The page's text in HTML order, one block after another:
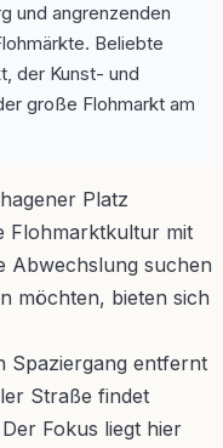
und angrenzenden
Beliebte
der Kunst- und
große Flohmarkt am
Platz
Flohmarktkultur mit
Abwechslung suchen
möchten, bieten sich
Spaziergang entfernt
Straße findet
Fokus liegt hier